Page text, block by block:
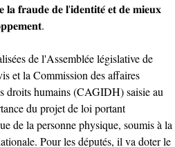
𝐟𝐫𝐚𝐮𝐝𝐞 𝐝𝐞 𝐥'𝐢𝐝𝐞𝐧𝐭𝐢𝐭𝐞́ 𝐞𝐭 𝐝𝐞 𝐦𝐢𝐞𝐮𝐱
de l'Assemblée législative de
et la Commission des affaires
droits humains (CAGIDH) saisie au
du projet de loi portant
de la personne physique, soumis à la
Pour les députés, il va doter le